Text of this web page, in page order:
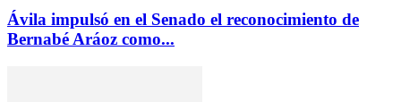
Ávila impulsó en el Senado el reconocimiento de
Bernabé Aráoz como...